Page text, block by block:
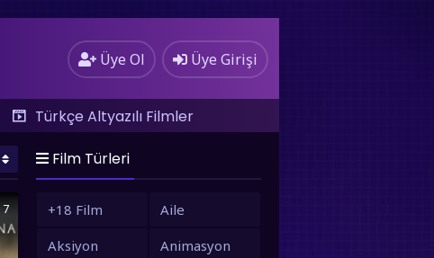
Üye Ol Üye Girişi
Türkçe Altyazılı Filmler
7
Film Türleri
+18 Film
Aile
Aksiyon
Animasyon